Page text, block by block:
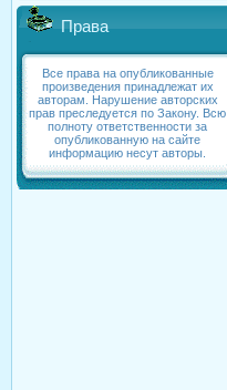
Права
Все права на опубликованные
произведения принадлежат их
авторам. Нарушение авторских
прав преследуется по Закону. Всю
полноту ответственности за
опубликованную на сайте
информацию несут авторы.